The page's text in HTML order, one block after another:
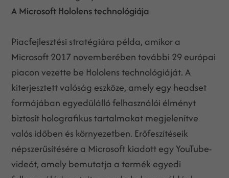
A Microsoft Hololens technológiája
Piacfejlesztési stratégiára példa, amikor a
Microsoft 2017 novemberében további 29 európai
piacon vezette be Hololens technológiáját. A
kiterjesztett valóság eszköze, amely egy headset
formájában egyedülálló felhasználói élményt
biztosít holografikus tartalmakat megjelenítve
valós időben és környezetben. Erőfeszítéseik
népszerűsítésére a Microsoft kiadott egy YouTube-
videót, amely bemutatja a termék egyedi